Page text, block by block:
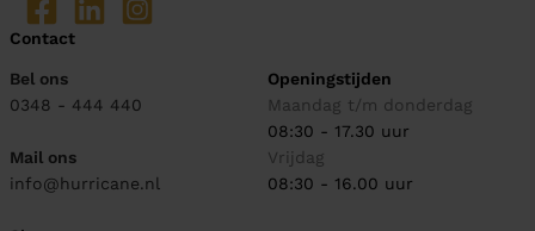
Contact
Bel ons
0348 - 444 440
Mail ons
info@hurricane.nl
Openingstijden
Maandag t/m donderdag
08:30 - 17.30 uur
Vrijdag
08:30 - 16.00 uur